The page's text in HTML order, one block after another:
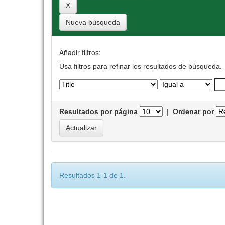
Nueva búsqueda
Añadir filtros:
Usa filtros para refinar los resultados de búsqueda.
Resultados por página | Ordenar por
Resultados 1-1 de 1.